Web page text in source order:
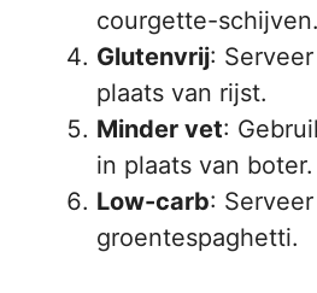
courgette-schijven.
Glutenvrij:
plaats van rijst.
Minder vet:
in plaats van boter.
Low-carb:
groentespaghetti.